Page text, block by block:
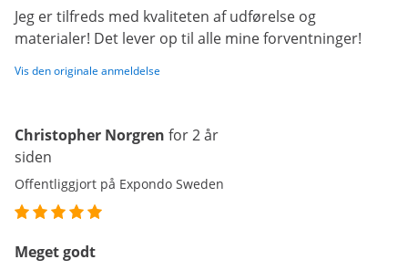
Jeg er tilfreds med kvaliteten af udførelse og
materialer! Det lever op til alle mine forventninger!
Vis den originale anmeldelse
Christopher Norgren for 2 år
siden
Offentliggjort på Expondo Sweden
Meget godt